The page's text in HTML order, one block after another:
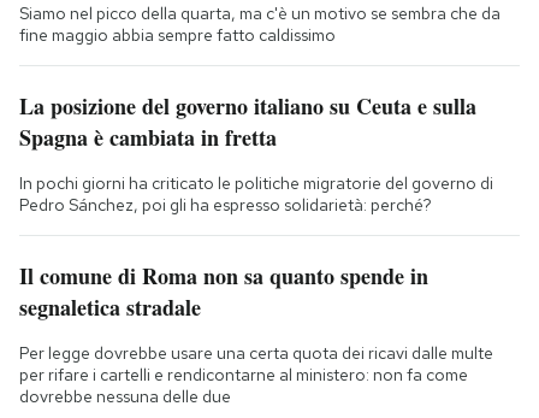
Siamo nel picco della quarta, ma c'è un motivo se sembra che da
fine maggio abbia sempre fatto caldissimo
La posizione del governo italiano su Ceuta e sulla
Spagna è cambiata in fretta
In pochi giorni ha criticato le politiche migratorie del governo di
Pedro Sánchez, poi gli ha espresso solidarietà: perché?
Il comune di Roma non sa quanto spende in
segnaletica stradale
Per legge dovrebbe usare una certa quota dei ricavi dalle multe
per rifare i cartelli e rendicontarne al ministero: non fa come
dovrebbe nessuna delle due